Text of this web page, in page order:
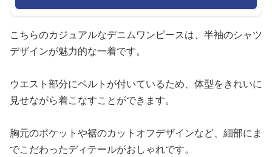
こちらのカジュアルなデニムワンピースは、半袖のシャツ
デザインが魅力的な一着です。
ウエスト部分にベルトが付いているため、体型をきれいに
見せながら着こなすことができます。
胸元のポケットや裾のカットオフデザインなど、細部にま
でこだわったディテールがおしゃれです。